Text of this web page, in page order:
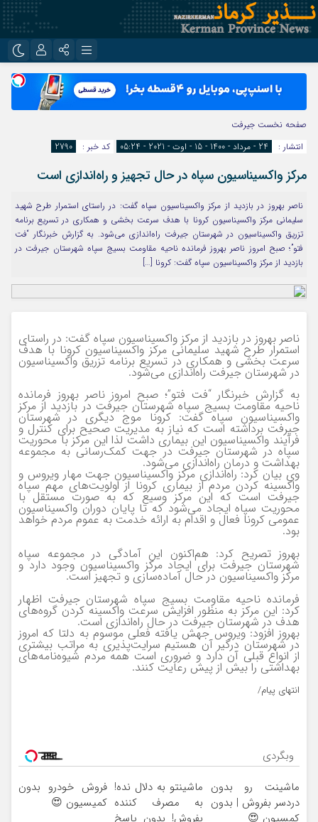
اینستاگرام
تلگرام
نام کاربری یا نشانی ایمیل
رمز عبور
صفحه نخست جیرفت
انتشار :
24 - مرداد - 1400 - 15 - اوت - 2021 - 05:24 کد خبر : 2790
مرکز واکسیناسیون سپاه در حال تجهیز و راه‌اندازی است
ناصر بهروز در بازدید از مرکز واکسیناسیون سپاه گفت: در راستای استمرار طرح شهید
سلیمانی مرکز واکسیناسیون کرونا با هدف سرعت بخشی و همکاری در تسریع برنامه
تزریق واکسیناسیون در شهرستان جیرفت راه‌اندازی می‌شود. به گزارش خبرنگار “فت
فتو”؛ صبح امروز ناصر بهروز فرمانده ناحیه مقاومت بسیج سپاه شهرستان جیرفت در
بازدید از مرکز واکسیناسیون سپاه گفت: کرونا […]
ناصر بهروز در بازدید از مرکز واکسیناسیون سپاه گفت: در راستای
استمرار طرح شهید سلیمانی مرکز واکسیناسیون کرونا با هدف
سرعت بخشی و همکاری در تسریع برنامه تزریق واکسیناسیون
در شهرستان جیرفت راه‌اندازی می‌شود.
به گزارش خبرنگار “فت فتو”؛ صبح امروز ناصر بهروز فرمانده
ناحیه مقاومت بسیج سپاه شهرستان جیرفت در بازدید از مرکز
واکسیناسیون سپاه گفت: کرونا موج دیگری در شهرستان
جیرفت برداشته است که نیاز به مدیریت صحیح برای کنترل و
فرآیند واکسیناسیون این بیماری داشت لذا این مرکز با محوریت
سپاه در شهرستان جیرفت در جهت کمک‌رسانی به مجموعه
بهداشت و درمان راه‌اندازی می‌شود.
وی بیان کرد: راه‌اندازی مرکز واکسیناسیون جهت مهار ویروس و
واکسینه کردن مردم از بیماری کرونا از اولویت‌های مهم سپاه
جیرفت است که این مرکز وسیع که به صورت مستقل با
محوریت سپاه ایجاد می‌شود که تا پایان دوران واکسیناسیون
عمومی کرونا فعال و اقدام به ارائه خدمت به عموم مردم خواهد
بود.
بهروز تصریح کرد: هم‌اکنون این آمادگی در مجموعه سپاه
شهرستان جیرفت برای ایجاد مرکز واکسیناسیون وجود دارد و
مرکز واکسیناسیون در حال آماده‌سازی و تجهیز است.
فرمانده ناحیه مقاومت بسیج سپاه شهرستان جیرفت اظهار
کرد: این مرکز به منظور افزایش سرعت واکسینه کردن گروه‌های
هدف در شهرستان جیرفت در حال راه‌اندازی است.
بهروز افزود: ویروس جهش یافته فعلی موسوم به دلتا که امروز
در شهرستان درگیر آن هستیم سرایت‌پذیری به مراتب بیشتری
از انواع قبلی آن دارد و ضروری است همه مردم شیوه‌نامه‌های
بهداشتی را بیش از پیش رعایت کنند.
انتهای پیام/
وبگردی
ماشینت رو بدون
دردسر بفروش | بدون
کمسیون 😍
ماشینتو به دلال نده!
به مصرف کننده
بفروش! بدون پاسخ
فروش خودرو بدون
کمیسیون 😍